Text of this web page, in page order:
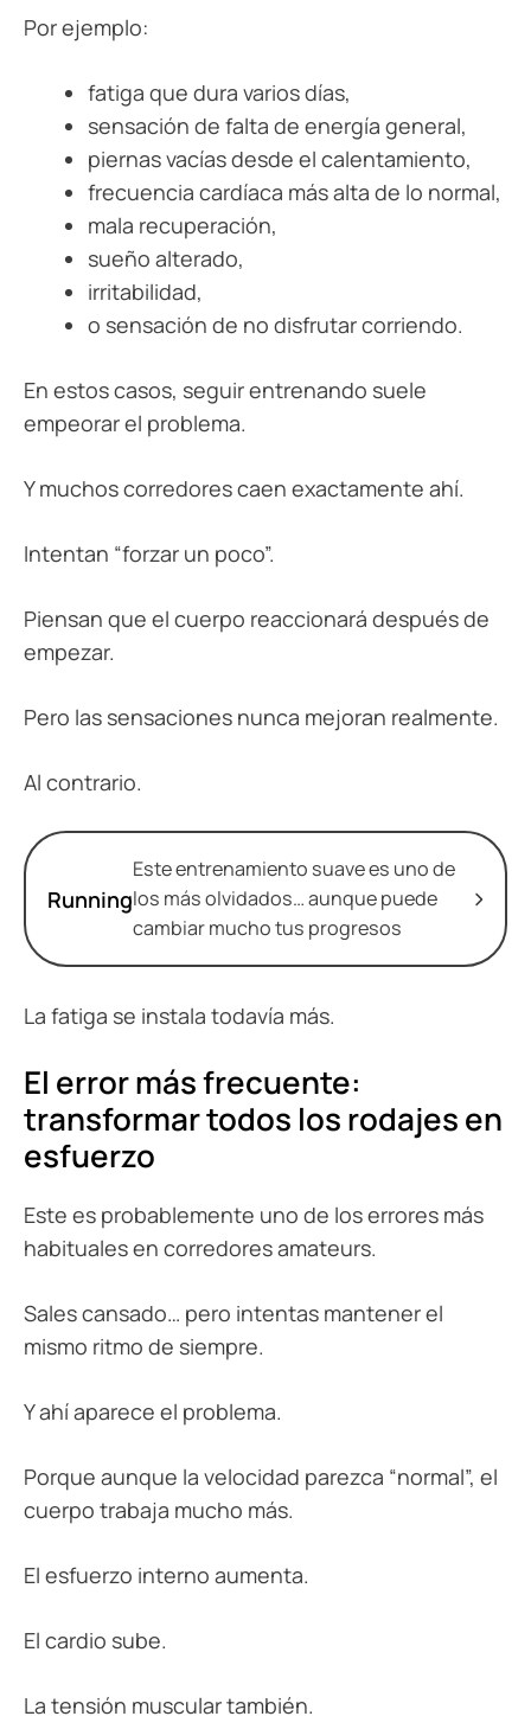
Por ejemplo:
fatiga que dura varios días,
sensación de falta de energía general,
piernas vacías desde el calentamiento,
frecuencia cardíaca más alta de lo normal,
mala recuperación,
sueño alterado,
irritabilidad,
o sensación de no disfrutar corriendo.
En estos casos, seguir entrenando suele
empeorar el problema.
Y muchos corredores caen exactamente ahí.
Intentan “forzar un poco”.
Piensan que el cuerpo reaccionará después de
empezar.
Pero las sensaciones nunca mejoran realmente.
Al contrario.
Running
Este entrenamiento suave es uno de
los más olvidados… aunque puede
cambiar mucho tus progresos
La fatiga se instala todavía más.
El error más frecuente:
transformar todos los rodajes en
esfuerzo
Este es probablemente uno de los errores más
habituales en corredores amateurs.
Sales cansado… pero intentas mantener el
mismo ritmo de siempre.
Y ahí aparece el problema.
Porque aunque la velocidad parezca “normal”, el
cuerpo trabaja mucho más.
El esfuerzo interno aumenta.
El cardio sube.
La tensión muscular también.